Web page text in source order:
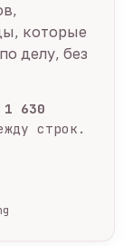
которые
делу, без
1 630
строк.